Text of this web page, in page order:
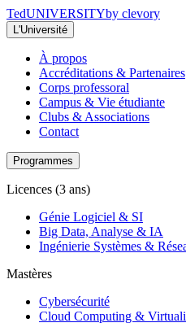
TedUNIVERSITYby clevory
L'Université
À propos
Accréditations & Partenaires
Corps professoral
Campus & Vie étudiante
Clubs & Associations
Contact
Programmes
Licences (3 ans)
Génie Logiciel & SI
Big Data, Analyse & IA
Ingénierie Systèmes &
Mastères
Cybersécurité
Cloud Computing &